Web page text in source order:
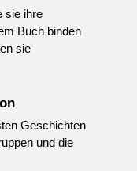
sie ihre
Buch binden
sie
Geschichten
und die